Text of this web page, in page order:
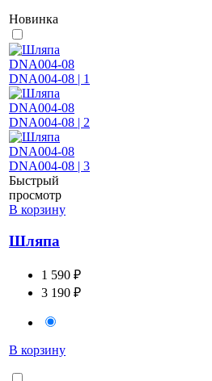
Новинка
Быстрый
просмотр
В корзину
Шляпа
1 590 ₽
3 190 ₽
В корзину